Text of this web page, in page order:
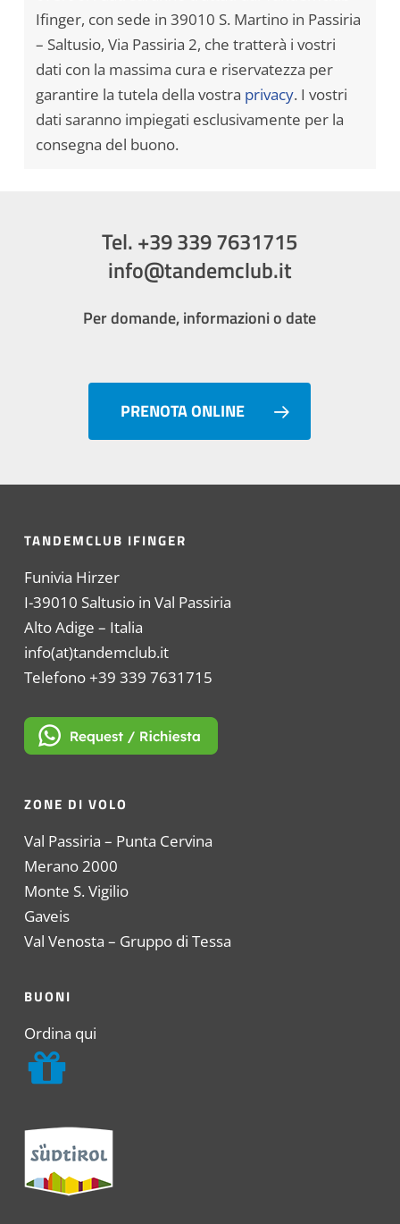
Ifinger, con sede in 39010 S. Martino in Passiria
– Saltusio, Via Passiria 2, che tratterà i vostri
dati con la massima cura e riservatezza per
garantire la tutela della vostra privacy. I vostri
dati saranno impiegati esclusivamente per la
consegna del buono.
Tel. +39 339 7631715
info@tandemclub.it
Per domande, informazioni o date
PRENOTA ONLINE
TANDEMCLUB IFINGER
Funivia Hirzer
I-39010 Saltusio in Val Passiria
Alto Adige – Italia
info(at)tandemclub.it
Telefono +39 339 7631715
ZONE DI VOLO
Val Passiria – Punta Cervina
Merano 2000
Monte S. Vigilio
Gaveis
Val Venosta – Gruppo di Tessa
BUONI
Ordina qui